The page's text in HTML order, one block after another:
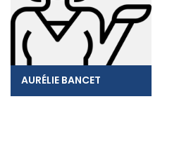
AURÉLIE BANCET